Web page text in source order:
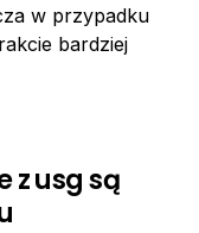
w przypadku
bardziej
z usg są